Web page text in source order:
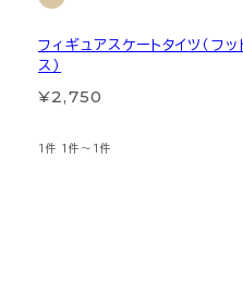
フィギュアスケートタイツ（フッ
ス）
¥2,750
1件 1件～1件